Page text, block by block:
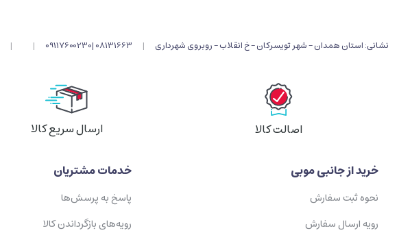
نشانی: استان همدان - شهر تویسرکان - خ انقلاب - روبروی شهرداری |
08131663 |
09117600230
|
|
اصالت کالا ارسال سریع کالا
خرید از جانبی موبی
نحوه ثبت سفارش
رویه ارسال سفارش
خدمات مشتریان
پاسخ به پرسش‌ها
رویه‌های بازگرداندن کالا